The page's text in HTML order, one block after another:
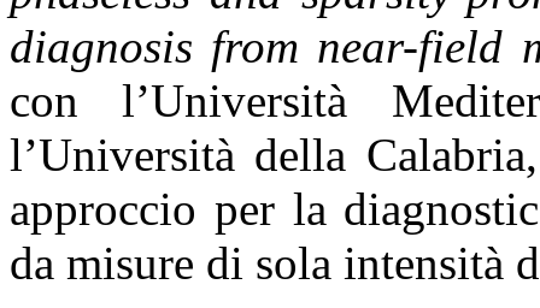
diagnosis from near-field
con l’Università
l’Università della
approccio per la
da misure di sola intensità